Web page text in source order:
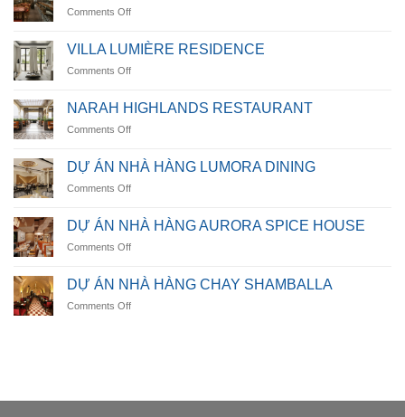
Comments Offon
HÀNG
OCEANICA
VILLA LUMIÈRE RESIDENCE
Comments Offon
LUMIÈRE
RESIDENCE
NARAH HIGHLANDS RESTAURANT
Comments Offon
HIGHLANDS
RESTAURANT
DỰ ÁN NHÀ HÀNG LUMORA DINING
Comments Offon
ÁN
NHÀ
HÀNG
DINING
DỰ ÁN NHÀ HÀNG AURORA SPICE HOUSE
Comments Offon
ÁN
NHÀ
HÀNG
DỰ ÁN NHÀ HÀNG CHAY SHAMBALLA
Comments Offon